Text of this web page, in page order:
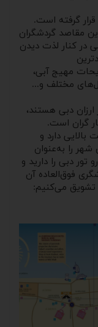
گرفته است.
مقاصد گردشگران
در کنار لذت دیدن
مهیج آبی،
مختلف و...
دبی هستند،
گران است.
بالایی دارد و
شهر را به‌عنوان
دبی را دارید و
فوق‌العاده آن
تشویق می‌کنیم: